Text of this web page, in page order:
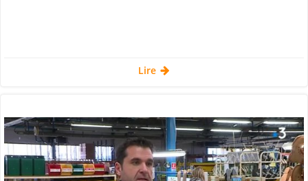
Lire